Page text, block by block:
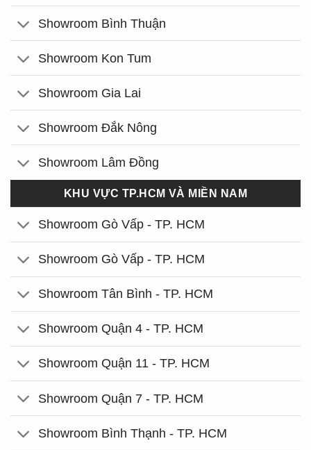
Showroom Bình Thuận
Showroom Kon Tum
Showroom Gia Lai
Showroom Đắk Nông
Showroom Lâm Đồng
KHU VỰC TP.HCM VÀ MIỀN NAM
Showroom Gò Vấp - TP. HCM
Showroom Gò Vấp - TP. HCM
Showroom Tân Bình - TP. HCM
Showroom Quận 4 - TP. HCM
Showroom Quận 11 - TP. HCM
Showroom Quận 7 - TP. HCM
Showroom Bình Thạnh - TP. HCM